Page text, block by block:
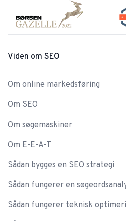
Viden om SEO
Om online markedsføring
Om SEO
Om søgemaskiner
Om E-E-A-T
Sådan bygges en SEO strategi
Sådan fungerer en
Sådan fungerer teknisk